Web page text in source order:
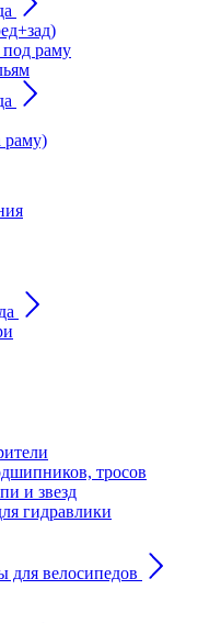
раму
раму)
тросов
и звезд
гидравлики
для велосипедов